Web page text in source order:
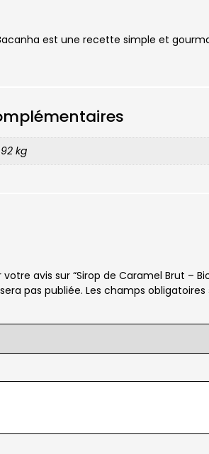
est une recette simple et
kg
avis sur “Sirop de Caramel Brut –
pas publiée. Les champs